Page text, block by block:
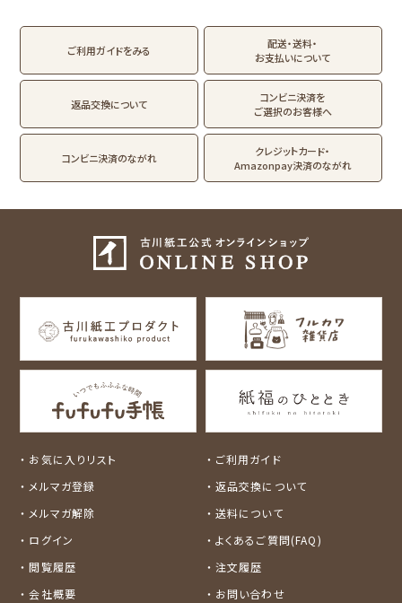
フルカワはんこの商品を見る スタンプパッドの商品を見る
for Gift Tulipの商品を見る for Gift Mimozaの商品を見る
トビマツショウイチ
ロウ
トコロコムギ
アルプスの少女ハイ
ジ
Lipton BEAR'S
カルビーレトロ
サンリオキャラクタ
ーズ
フルーツマーケット
お菓子などうぶつ
工房
mizutama
トビマツショウイチ
トコロコムギ
サンリオキャラクタ
ーズ
アルプスの少女ハイ
ジ
コラボ別
TEA STAND
翠 sui の商品を見る 結々 yuiyui の商品を見る
ご利用ガイドをみる
配送・送料・
お支払いについて
返品交換について
コンビニ決済を
ご選択のお客様へ
コンビニ決済のながれ
クレジットカード・
Amazonpay決済のながれ
お気に入りリスト
メルマガ登録
メルマガ解除
ログイン
ご利用ガイド
返品交換について
送料について
よくあるご質問(FAQ)
閲覧履歴
注文履歴
会社概要
お問い合わせ